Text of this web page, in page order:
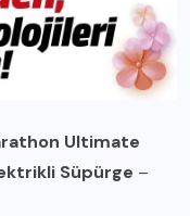
Ultimate
Süpürge –